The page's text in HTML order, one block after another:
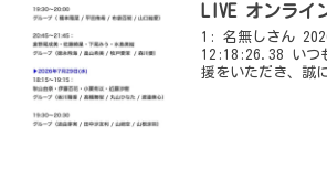
LIVE オンライ
1: 名無しさん
12:18:26.38 いつ
援をいただき、誠